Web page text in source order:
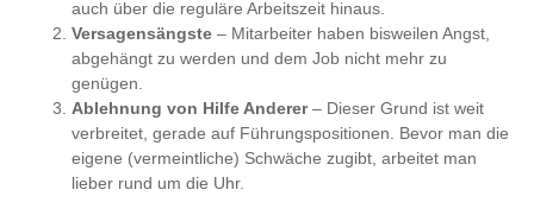
auch über die reguläre Arbeitszeit hinaus.
Versagensängste– Mitarbeiter haben bisweilen Angst,
abgehängt zu werden und dem Job nicht mehr zu
genügen.
Ablehnung von Hilfe Anderer– Dieser Grund ist weit
verbreitet, gerade auf Führungspositionen. Bevor man die
eigene (vermeintliche) Schwäche zugibt, arbeitet man
lieber rund um die Uhr.